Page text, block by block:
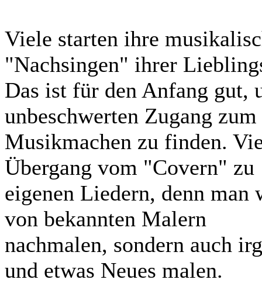
Viele starten ihre
"Nachsingen" ihrer
Das ist für den Anfang gut,
unbeschwerten Zugang
Musikmachen zu finden.
Übergang vom "Covern" zu
eigenen Liedern, denn
von bekannten Malern
nachmalen, sondern auch
und etwas Neues malen.